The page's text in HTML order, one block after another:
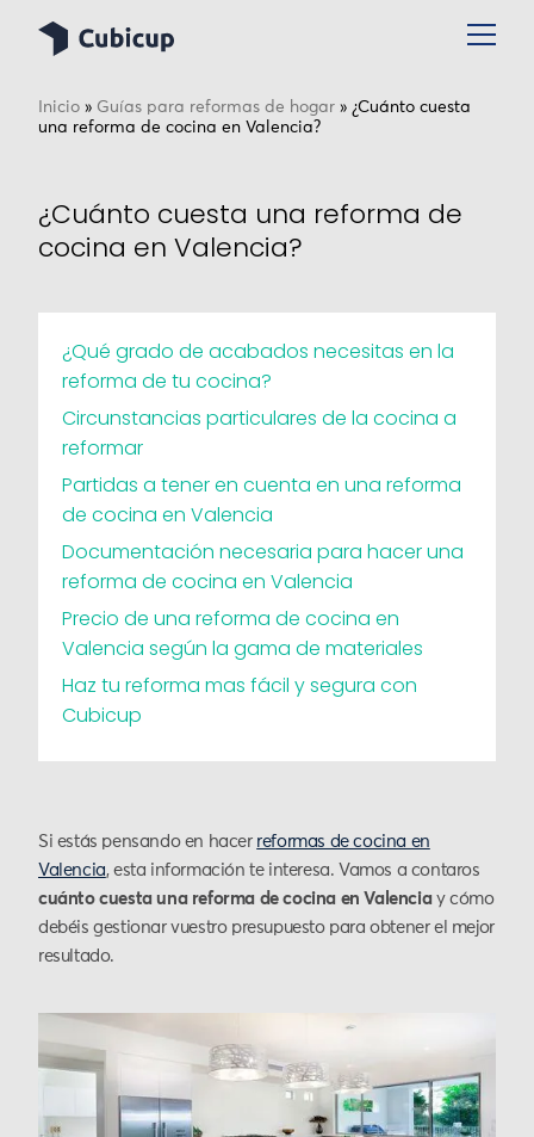
Inicio » Guías para reformas de hogar » ¿Cuánto cuesta
una reforma de cocina en Valencia?
¿Cuánto cuesta una reforma de
cocina en Valencia?
¿Qué grado de acabados necesitas en la
reforma de tu cocina?
Circunstancias particulares de la cocina a
reformar
Partidas a tener en cuenta en una reforma
de cocina en Valencia
Documentación necesaria para hacer una
reforma de cocina en Valencia
Precio de una reforma de cocina en
Valencia según la gama de materiales
Haz tu reforma mas fácil y segura con
Cubicup
Si estás pensando en hacer reformas de cocina en
Valencia, esta información te interesa. Vamos a contaros
cuánto cuesta una reforma de cocina en Valenciay cómo
debéis gestionar vuestro presupuesto para obtener el mejor
resultado.